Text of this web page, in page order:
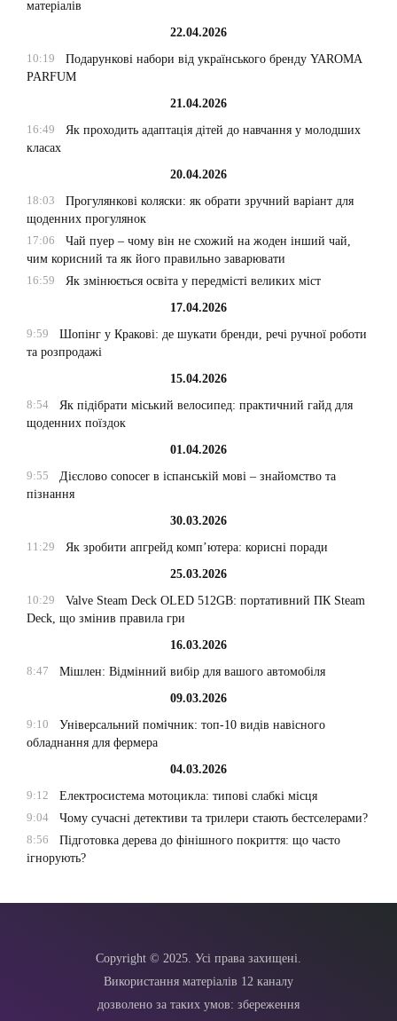
матеріалів
22.04.2026
10:19
Подарункові набори від українського бренду YAROMA
PARFUM
21.04.2026
16:49
Як проходить адаптація дітей до навчання у молодших
класах
20.04.2026
18:03
Прогулянкові коляски: як обрати зручний варіант для
щоденних прогулянок
17:06
Чай пуер – чому він не схожий на жоден інший чай,
чим корисний та як його правильно заварювати
16:59
Як змінюється освіта у передмісті великих міст
17.04.2026
9:59
Шопінг у Кракові: де шукати бренди, речі ручної роботи
та розпродажі
15.04.2026
8:54
Як підібрати міський велосипед: практичний гайд для
щоденних поїздок
01.04.2026
9:55
Дієслово conocer в іспанській мові – знайомство та
пізнання
30.03.2026
11:29
Як зробити апгрейд комп’ютера: корисні поради
25.03.2026
10:29
Valve Steam Deck OLED 512GB: портативний ПК Steam
Deck, що змінив правила гри
16.03.2026
8:47
Мішлен: Відмінний вибір для вашого автомобіля
09.03.2026
9:10
Універсальний помічник: топ-10 видів навісного
обладнання для фермера
04.03.2026
9:12
Електросистема мотоцикла: типові слабкі місця
9:04
Чому сучасні детективи та трилери стають бестселерами?
8:56
Підготовка дерева до фінішного покриття: що часто
ігнорують?
Copyright © 2025. Усі права захищені.
Використання матеріалів 12 каналу
дозволено за таких умов: збереження